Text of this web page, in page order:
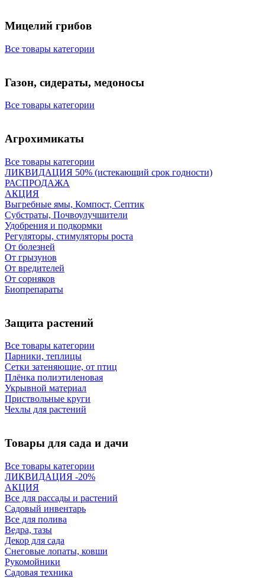
Мицелий грибов
Все товары категории
Газон, сидераты, медоносы
Все товары категории
Агрохимикаты
Все товары категории
ЛИКВИДАЦИЯ 50% (истекающий срок годности)
РАСПРОДАЖА
АКЦИЯ
Выгребные ямы, Компост, Септик
Субстраты, Почвоулучшители
Удобрения и подкормки
Регуляторы, стимуляторы роста
От болезней
От грызунов
От вредителей
От сорняков
Биопрепараты
Защита растений
Все товары категории
Парники, теплицы
Сетки затеняющие, от птиц
Плёнка полиэтиленовая
Укрывной материал
Приствольные круги
Чехлы для растений
Товары для сада и дачи
Все товары категории
ЛИКВИДАЦИЯ -20%
АКЦИЯ
Все для рассады и растений
Садовый инвентарь
Все для полива
Ведра, тазы
Декор для сада
Снеговые лопаты, ковши
Рукомойники
Садовая техника